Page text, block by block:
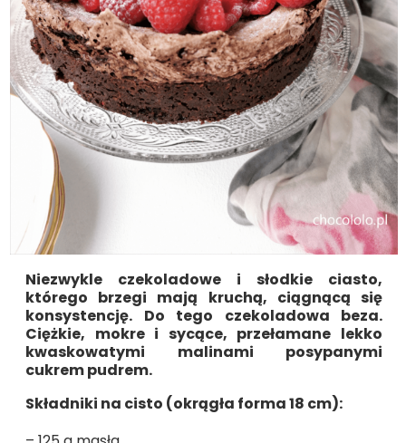
Niezwykle czekoladowe i słodkie ciasto,
którego brzegi mają kruchą, ciągnącą się
konsystencję. Do tego czekoladowa beza.
Ciężkie, mokre i sycące, przełamane lekko
kwaskowatymi malinami posypanymi
cukrem pudrem.
Składniki na cisto (okrągła forma 18 cm):